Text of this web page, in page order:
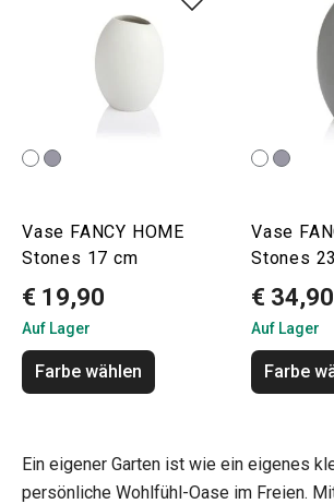
Vase FANCY HOME
Stones 17 cm
€ 19,90
Auf Lager
Farbe wählen
Vase
Stones
€ 34,90
Auf Lager
Farbe
Ein eigener Garten ist wie ein eigenes
persönliche Wohlfühl-Oase im Freien.